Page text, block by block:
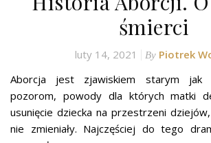
śmierci
luty 14, 2021 By Piotrek
Aborcja jest zjawiskiem starym jak
pozorom, powody dla których matki
usunięcie dziecka na przestrzeni
nie zmieniały. Najczęściej do tego